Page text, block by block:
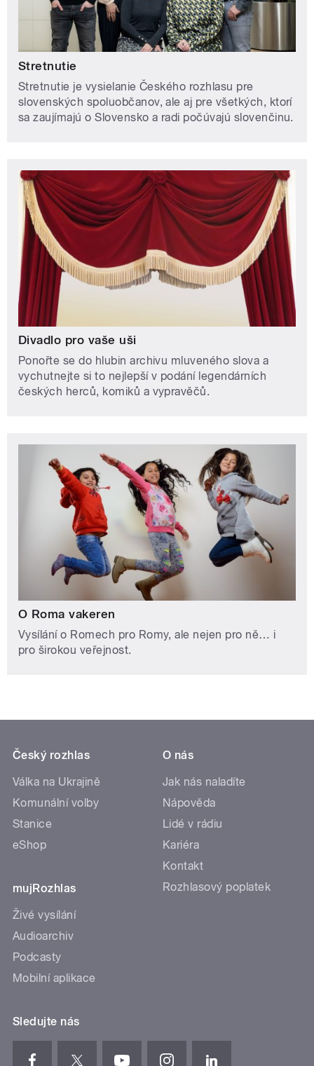
Stretnutie
Stretnutie je vysielanie Českého rozhlasu pre
slovenských spoluobčanov, ale aj pre všetkých, ktorí
sa zaujímajú o Slovensko a radi počúvajú slovenčinu.
Divadlo pro vaše uši
Ponořte se do hlubin archivu mluveného slova a
vychutnejte si to nejlepší v podání legendárních
českých herců, komiků a vypravěčů.
O Roma vakeren
Vysílání o Romech pro Romy, ale nejen pro ně… i
pro širokou veřejnost.
Český rozhlas
Válka na Ukrajině
Komunální volby
Stanice
eShop
mujRozhlas
Živé vysílání
Audioarchiv
Podcasty
Mobilní aplikace
O nás
Jak nás naladíte
Nápověda
Lidé v rádiu
Kariéra
Kontakt
Rozhlasový poplatek
Sledujte nás